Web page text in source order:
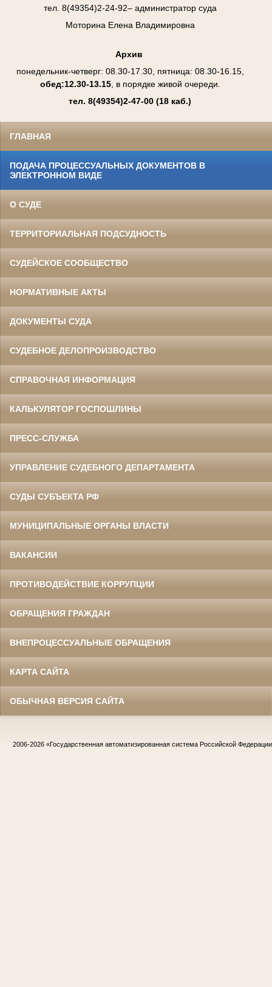
тел. 8(49354)2-24-92– администратор суда
Моторина Елена Владимировна
Архив
понедельник-четверг: 08.30-17.30, пятница: 08.30-16.15,
обед:12.30-13.15, в порядке живой очереди.
тел. 8(49354)2-47-00 (18 каб.)
ГЛАВНАЯ
ПОДАЧА ПРОЦЕССУАЛЬНЫХ ДОКУМЕНТОВ В
ЭЛЕКТРОННОМ ВИДЕ
О СУДЕ
ТЕРРИТОРИАЛЬНАЯ ПОДСУДНОСТЬ
СУДЕЙСКОЕ СООБЩЕСТВО
НОРМАТИВНЫЕ АКТЫ
ДОКУМЕНТЫ СУДА
СУДЕБНОЕ ДЕЛОПРОИЗВОДСТВО
СПРАВОЧНАЯ ИНФОРМАЦИЯ
КАЛЬКУЛЯТОР ГОСПОШЛИНЫ
ПРЕСС-СЛУЖБА
УПРАВЛЕНИЕ СУДЕБНОГО ДЕПАРТАМЕНТА
СУДЫ СУБЪЕКТА РФ
МУНИЦИПАЛЬНЫЕ ОРГАНЫ ВЛАСТИ
ВАКАНСИИ
ПРОТИВОДЕЙСТВИЕ КОРРУПЦИИ
ОБРАЩЕНИЯ ГРАЖДАН
ВНЕПРОЦЕССУАЛЬНЫЕ ОБРАЩЕНИЯ
КАРТА САЙТА
ОБЫЧНАЯ ВЕРСИЯ САЙТА
2006-2026 «Государственная автоматизированная система Российской